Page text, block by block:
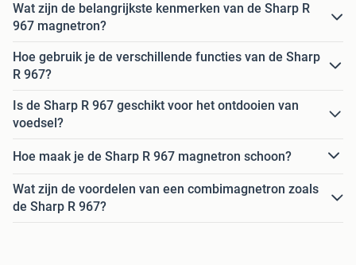
Wat zijn de belangrijkste kenmerken van de Sharp R
967 magnetron?
Hoe gebruik je de verschillende functies van de Sharp
R 967?
Is de Sharp R 967 geschikt voor het ontdooien van
voedsel?
Hoe maak je de Sharp R 967 magnetron schoon?
Wat zijn de voordelen van een combimagnetron zoals
de Sharp R 967?